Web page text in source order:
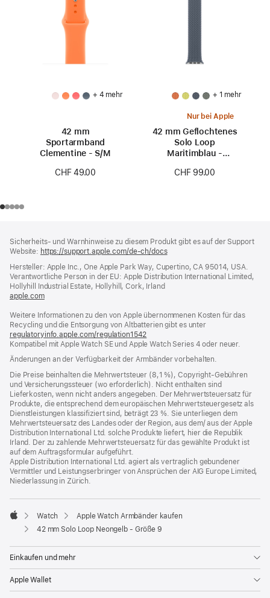
+ 4 mehr
42 mm
Sportarmband
Clementine - S/M
CHF 49.00
+ 1 mehr
Nur bei Apple
42 mm Geflochtenes
Solo Loop
Maritimblau -
CHF 99.00
Sicherheits- und Warnhinweise zu diesem Produkt gibt es auf der Support
Website: https://support.apple.com/de-ch/docs(öffnet
neues
Fenster)
Hersteller: Apple Inc., One Apple Park Way, Cupertino, CA 95014, USA.
Verantwortliche Person in der EU: Apple Distribution International Limited,
Hollyhill Industrial Estate, Hollyhill, Cork, Irland
apple.com(öffnet
neues
Fenster)
Weitere Informationen zu den von Apple übernommenen Kosten für das
Recycling und die Entsorgung von Altbatterien gibt es unter
regulatoryinfo.apple.com/regulation1542
ein
neues
Fenster)
Kompatibel mit Apple Watch SE und Apple Watch Series 4 oder neuer.
Änderungen an der Verfügbarkeit der Armbänder vorbehalten.
Die Preise beinhalten die Mehrwertsteuer (8,1 %), Copyright-Gebühren
und Versicherungssteuer (wo erforderlich). Nicht enthalten sind
Lieferkosten, wenn nicht anders angegeben. Der Mehrwertsteuersatz für
Produkte, die entsprechend dem europäischen Mehrwertsteuergesetz als
Dienstleistungen klassifiziert sind, beträgt 23 %. Sie unterliegen dem
Mehrwertsteuersatz des Landes oder der Region, aus dem/ aus der Apple
Distribution International Ltd. solche Produkte liefert, hier die Republik
Irland. Der zu zahlende Mehrwertsteuersatz für das gewählte Produkt ist
auf dem Auftragsformular aufgeführt.
Apple Distribution International Ltd. agiert als vertraglich gebundener
Vermittler und Leistungserbringer von Ansprüchen der AIG Europe Limited,
Niederlassung in Zürich.
Apple
Watch
Apple Watch Armbänder kaufen
42 mm Solo Loop Neongelb - Größe 9
Einkaufen und mehr
Apple Wallet